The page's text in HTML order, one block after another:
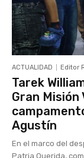
ACTUALIDAD Editor
Tarek
Gran Misión
Agustín
En el marco del
Patria Querida,